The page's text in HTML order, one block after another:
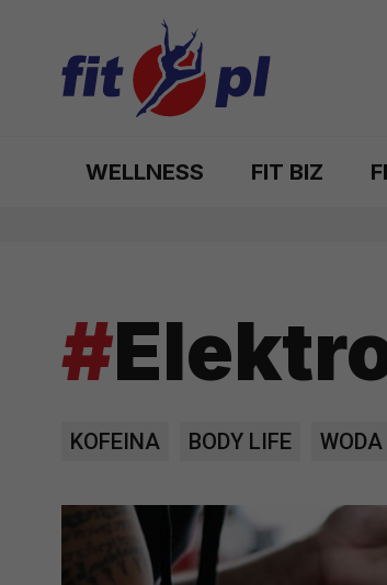
WELLNESS FIT BIZ
#
KOFEINA BODY LIFE WODA